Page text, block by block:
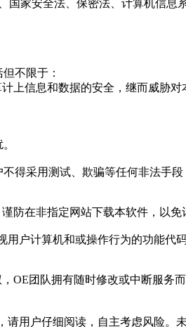
家安全法、保密法、计算机信息
不限于：
上信息和数据的安全，继而威胁对
得采用测试、欺骗等任何非法手段
防在非指定网站下载本软件，以
户计算机和或操作行为的功能代
OE团队拥有随时修改或中断服
用户仔细阅读，自主考虑风险